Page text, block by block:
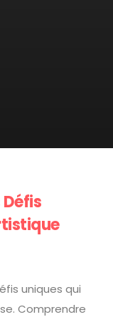
uniques qui
Comprendre